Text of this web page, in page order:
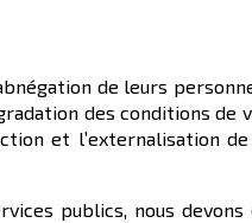
de leurs
des conditions de
et l’externalisation
publics, nous devons